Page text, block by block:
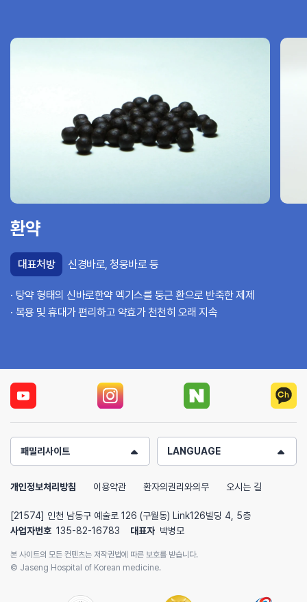
환약
대표처방 신경바로, 청웅바로 등
탕약 형태의 신바로한약 엑기스를 둥근 환으로 반죽한 제제
복용 및 휴대가 편리하고 약효가 천천히 오래 지속
패밀리사이트 LANGUAGE
개인정보처리방침 이용약관 환자의권리와의무 오시는 길
[21574] 인천 남동구 예술로 126 (구월동) Link126빌딩 4, 5층
사업자번호 135-82-16783 대표자 박병모
본 사이트의 모든 컨텐츠는 저작권법에 따른 보호를 받습니다.
© Jaseng Hospital of Korean medicine.